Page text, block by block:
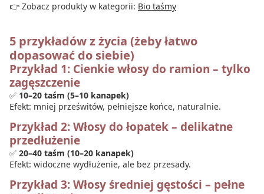
👉 Zobacz produkty w kategorii: Bio taśmy
5 przykładów z życia (żeby łatwo
dopasować do siebie)
Przykład 1: Cienkie włosy do ramion – tylko
zagęszczenie
✅ 10–20 taśm (5–10 kanapek)
Efekt: mniej prześwitów, pełniejsze końce, naturalnie.
Przykład 2: Włosy do łopatek – delikatne
przedłużenie
✅ 20–40 taśm (10–20 kanapek)
Efekt: widoczne wydłużenie, ale bez przesady.
Przykład 3: Włosy średniej gęstości – pełne